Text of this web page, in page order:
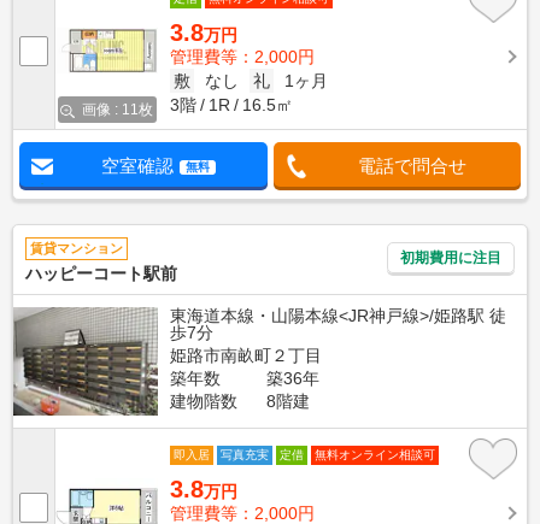
画像 : 11枚
3.8万円
管理費等：2,000円
敷
なし 礼
1ヶ月
3階
1R 16.5㎡
空室確認 無料 電話で問合せ
賃貸マンション
ハッピーコート駅前
初期費用に注目
東海道本線・山陽本線<JR神戸線>/姫路駅 徒
歩7分
姫路市南畝町２丁目
築年数
築36年
建物階数
8階建
即入居 写真充実 定借 無料オンライン相談可
3.8万円
管理費等：2,000円